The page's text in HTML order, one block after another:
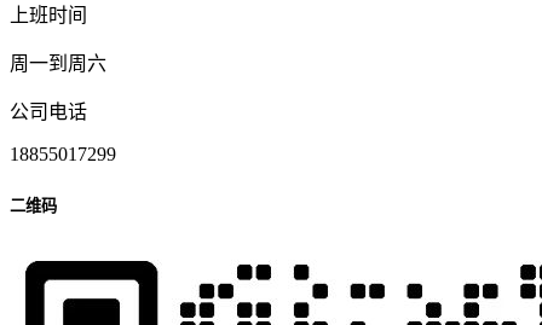
上班时间
周一到周六
公司电话
18855017299
二维码